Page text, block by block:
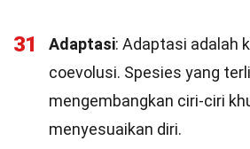
31 Adaptasi: Adaptasi adalah
coevolusi. Spesies yang
mengembangkan ciri-ciri
menyesuaikan diri.